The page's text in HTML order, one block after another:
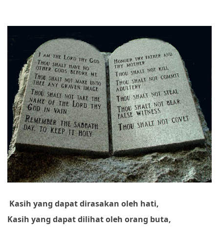
Kasih yang dapat dirasakan oleh hati,
Kasih yang dapat dilihat oleh orang buta,